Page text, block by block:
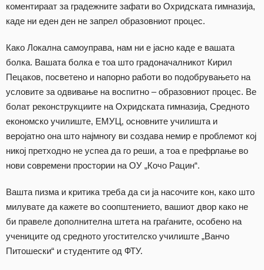
коментираат за градежните зафати во Охридската гимназија,
каде ни еден ден не запрел образовниот процес.
Како Локална самоуправа, нам ни е јасно каде е вашата
болка. Вашата болка е тоа што градоначалникот Кирил
Пецаков, посветено и напорно работи во подобрувањето на
условите за одвивање на воспитно – образовниот процес. Ве
болат реконструкциите на Охридската гимназија, Средното
економско училиште, ЕМУЦ, основните училишта и
веројатно она што најмногу ви создава немир е проблемот кој
никој претходно не успеа да го реши, а тоа е префрлање во
нови современи простории на ОУ „Кочо Рацин“.
Вашта пизма и критика треба да си ја насочите кон, како што
милувате да кажете во соопштението, вашиот двор како не
би правеле дополнителна штета на граѓаните, особено на
учениците од средното угостителско училиште „Ванчо
Питошески“ и студентите од ФТУ.